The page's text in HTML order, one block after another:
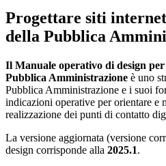
Progettare siti
della Pubblica
Il Manuale operativo di design
Pubblica Amministrazione è uno
Pubblica Amministrazione e i suoi
indicazioni operative per orientare e
realizzazione dei punti di contatto
La versione aggiornata (versione
design corrisponde alla 2025.1.